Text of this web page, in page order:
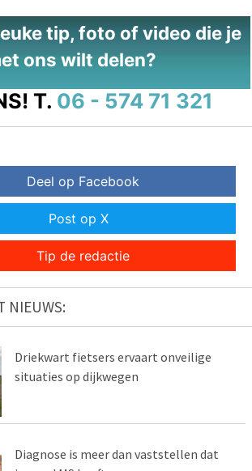
tip, foto of video die je
ons wilt delen?
T. 06 - 574 71 321
Deel op Facebook
Post op X
Tip de redactie
NIEUWS:
Driekwart fietsers ervaart onveilige
situaties op dijkwegen
Diagnose is meer dan vaststellen dat